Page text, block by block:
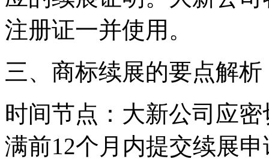
注册证一并使用。
三、商标续展的要点解析
时间节点‌：大新公司应
满前12个月内提交续展